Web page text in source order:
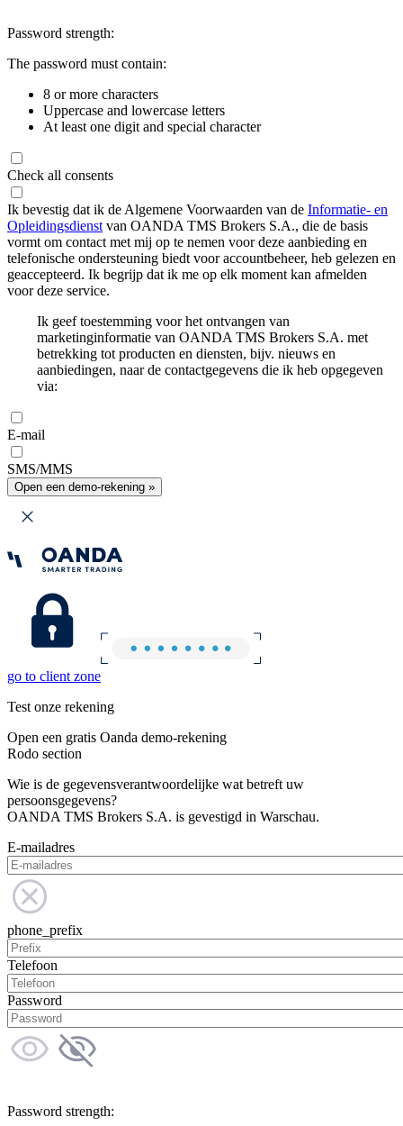
Password strength:
The password must contain:
8 or more characters
Uppercase and lowercase letters
At least one digit and special character
Check all consents
Ik bevestig dat ik de Algemene Voorwaarden van de Informatie- en
Opleidingsdienst van OANDA TMS Brokers S.A., die de basis
vormt om contact met mij op te nemen voor deze aanbieding en
telefonische ondersteuning biedt voor accountbeheer, heb gelezen en
geaccepteerd. Ik begrijp dat ik me op elk moment kan afmelden
voor deze service.
Ik geef toestemming voor het ontvangen van
marketinginformatie van OANDA TMS Brokers S.A. met
betrekking tot producten en diensten, bijv. nieuws en
aanbiedingen, naar de contactgegevens die ik heb opgegeven
via:
E-mail
SMS/MMS
Open een demo-rekening »
go to client zone
Test onze rekening
Open een gratis Oanda demo-rekening
Rodo section
Wie is de gegevensverantwoordelijke wat betreft uw
persoonsgegevens?
OANDA TMS Brokers S.A. is gevestigd in Warschau.
E-mailadres
phone_prefix
Telefoon
Password
Password strength: